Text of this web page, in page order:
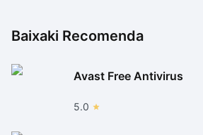
Baixaki Recomenda
Avast Free Antivirus
5.0